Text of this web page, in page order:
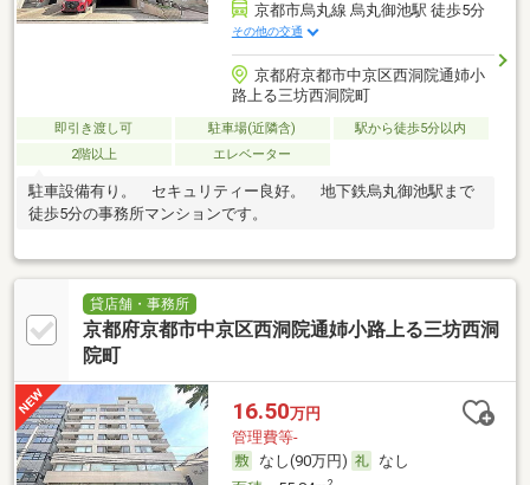
京都市烏丸線 烏丸御池駅 徒歩5分
その他の交通
京都府京都市中京区西洞院通姉小
路上る三坊西洞院町
即引き渡し可 駐車場(近隣含)
駅から徒歩5分以内
2階以上
エレベーター
駐車設備有り。 セキュリティー良好。 地下鉄烏丸御池駅まで
徒歩5分の事務所マンションです。
貸店舗・事務所
京都府京都市中京区西洞院通姉小路上る三坊西洞
院町
16.50万円
管理費等-
なし(90万円)
なし